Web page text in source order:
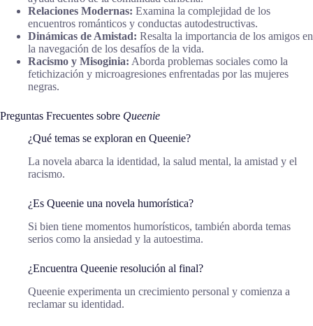
Relaciones Modernas: Examina la complejidad de los
encuentros románticos y conductas autodestructivas.
Dinámicas de Amistad: Resalta la importancia de los amigos en
la navegación de los desafíos de la vida.
Racismo y Misoginia: Aborda problemas sociales como la
fetichización y microagresiones enfrentadas por las mujeres
negras.
Preguntas Frecuentes sobre Queenie
¿Qué temas se exploran en Queenie?
La novela abarca la identidad, la salud mental, la amistad y el
racismo.
¿Es Queenie una novela humorística?
Si bien tiene momentos humorísticos, también aborda temas
serios como la ansiedad y la autoestima.
¿Encuentra Queenie resolución al final?
Queenie experimenta un crecimiento personal y comienza a
reclamar su identidad.